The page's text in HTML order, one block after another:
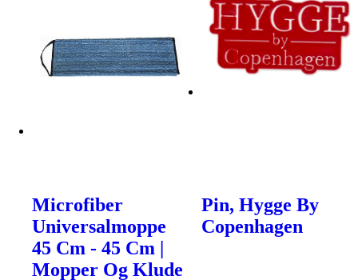
Microfiber
Universalmoppe
45 Cm - 45 Cm |
Mopper Og Klude
Pin, Hygge By
Copenhagen